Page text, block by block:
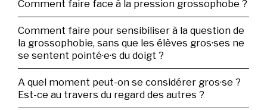
Comment faire face à la pression grossophobe ?
Comment faire pour sensibiliser à la question de
la grossophobie, sans que les élèves gros·ses ne
se sentent pointé·e·s du doigt ?
A quel moment peut-on se considérer gros·se ?
Est-ce au travers du regard des autres ?